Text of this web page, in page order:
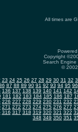
All times are
Copyright
Search
©
23 24 25 26 27 28 29 30 31 32
87 88 89 90 91 92 93 94 95 96
136 137 138 139 140 141 142
181 182 183 184 185 186 187
226 227 228 229 230 231 232
271 272 273 274 275 276 277
316 317 318 319 320 321 322
348 349 350 351